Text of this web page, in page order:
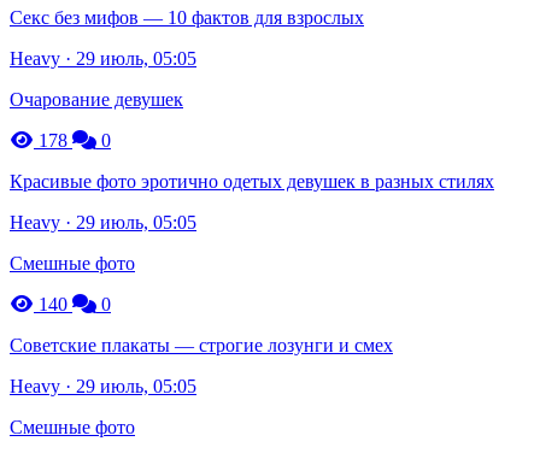
Секс без мифов — 10 фактов для взрослых
Heavy · 29 июль, 05:05
Очарование девушек
178
0
Красивые фото эротично одетых девушек в разных стилях
Heavy · 29 июль, 05:05
Смешные фото
140
0
Советские плакаты — строгие лозунги и смех
Heavy · 29 июль, 05:05
Смешные фото